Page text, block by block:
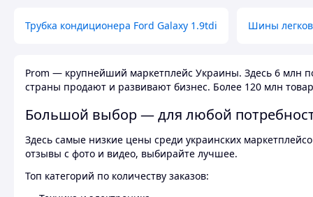
Трубка кондиционера Ford Galaxy 1.9tdi Шины
Prom — крупнейший маркетплейс Украины. Здесь 6 млн
страны продают и развивают бизнес. Более 120 млн
Большой выбор — для любой
Здесь самые низкие цены среди украинских
отзывы с фото и видео, выбирайте лучшее.
Топ категорий по количеству заказов: